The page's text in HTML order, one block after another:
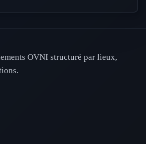
OVNI structuré par lieux,